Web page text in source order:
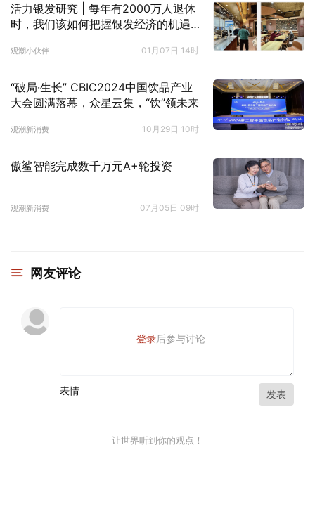
活力银发研究 | 每年有2000万人退休
时，我们该如何把握银发经济的机遇
观潮小伙伴 01月07日 14时
“破局·生长” CBIC2024中国饮品产业
大会圆满落幕，众星云集，“饮”领未来
观潮新消费 10月29日 10时
傲鲨智能完成数千万元A+轮投资
观潮新消费 07月05日 09时
网友评论
登录后参与讨论
表情 发表
让世界听到你的观点！